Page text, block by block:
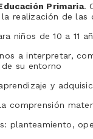
Primaria.
realización de las
niños de 10 a 11
a interpretar,
su entorno
y
comprensión
planteamiento,